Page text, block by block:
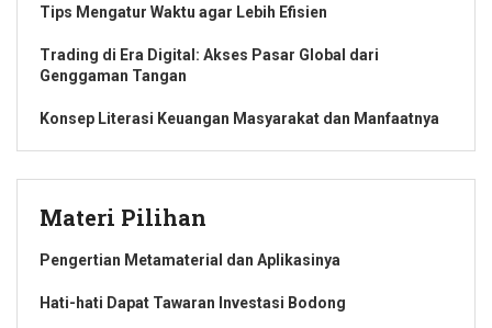
Tips Mengatur Waktu agar Lebih Efisien
Trading di Era Digital: Akses Pasar Global dari
Genggaman Tangan
Konsep Literasi Keuangan Masyarakat dan Manfaatnya
Materi Pilihan
Pengertian Metamaterial dan Aplikasinya
Hati-hati Dapat Tawaran Investasi Bodong